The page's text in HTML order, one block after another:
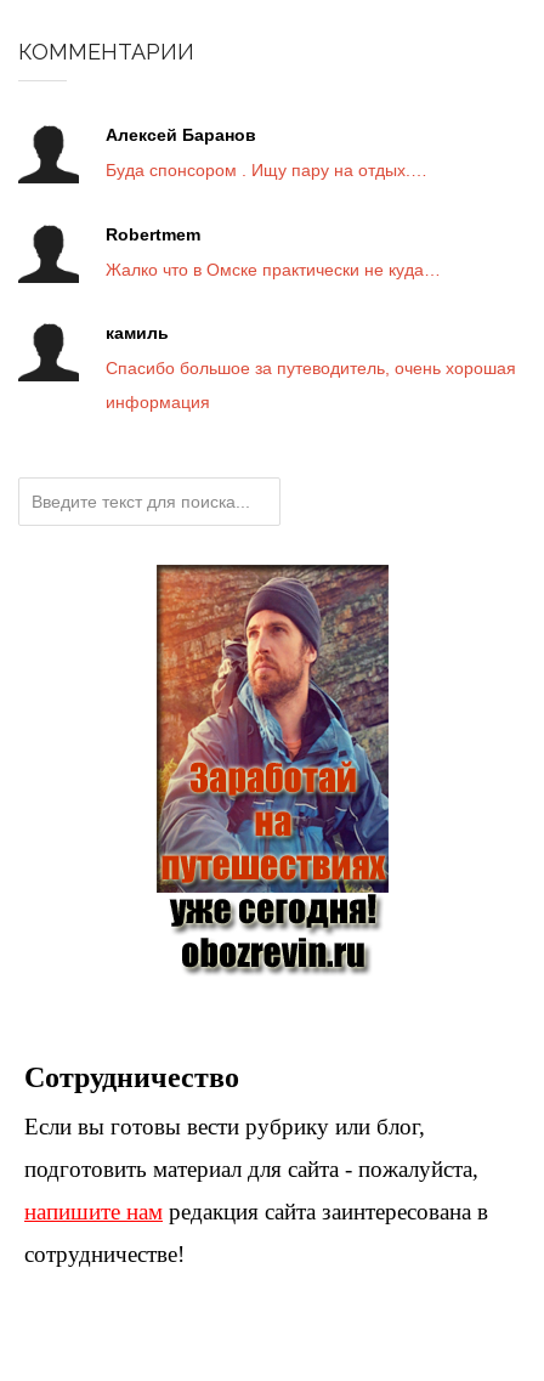
КОММЕНТАРИИ
Алексей Баранов
Буда спонсором . Ищу пару на отдых.…
Robertmem
Жалко что в Омске практически не куда…
камиль
Спасибо большое за путеводитель, очень хорошая
информация
Сотрудничество
Если вы готовы вести рубрику или блог,
подготовить материал для сайта - пожалуйста,
напишите нам редакция сайта заинтересована в
сотрудничестве!